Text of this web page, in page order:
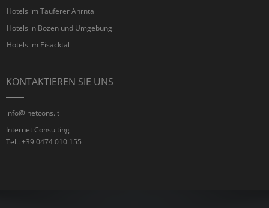
Hotels im Tauferer Ahrntal
Hotels in Bozen und Umgebung
Hotels im Eisacktal
KONTAKTIEREN SIE UNS
info@inetcons.it
Internet Consulting
Tel.: +39 0474 010 155